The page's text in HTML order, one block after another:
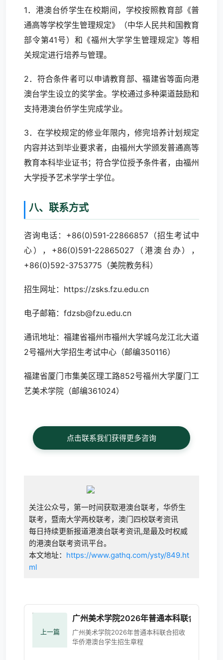
1．港澳台侨学生在校期间，学校按照教育部《普
通高等学校学生管理规定》（中华人民共和国教育
部令第41号）和《福州大学学生管理规定》等相
关规定进行培养与管理。
2．符合条件者可以申请教育部、福建省等面向港
澳台学生设立的奖学金。学校通过多种渠道鼓励和
支持港澳台侨学生完成学业。
3．在学校规定的修业年限内，修完培养计划规定
内容并达到毕业要求者，由福州大学颁发普通高等
教育本科毕业证书；符合学位授予条件者，由福州
大学授予艺术学学士学位。
八、联系方式
咨询电话：+86(0)591-22866857（招生考试中
心），+86(0)591-22865027（港澳台办），
+86(0)592-3753775（美院教务科）
招生网址：https://zsks.fzu.edu.cn
电子邮箱：fdzsb@fzu.edu.cn
通讯地址：福建省福州市福州大学城乌龙江北大道
2号福州大学招生考试中心（邮编350116）
福建省厦门市集美区理工路852号福州大学厦门工
艺美术学院（邮编361024）
点击联系我们获得更多咨询
关注公众号，第一时间获取港澳台联考，华侨生
联考，暨南大学两校联考，澳门四校联考资讯
每日持续更新报道港澳台联考资讯,是最及时权威
的港澳台联考资讯平台。
本文地址： https://www.gathq.com/ysty/849.ht
ml
上一篇
广州美术学院2026年普通本科联合招收华
广州美术学院2026年普通本科联合招收
华侨港澳台学生招生章程